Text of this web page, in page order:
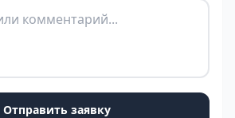
Отправить заявку